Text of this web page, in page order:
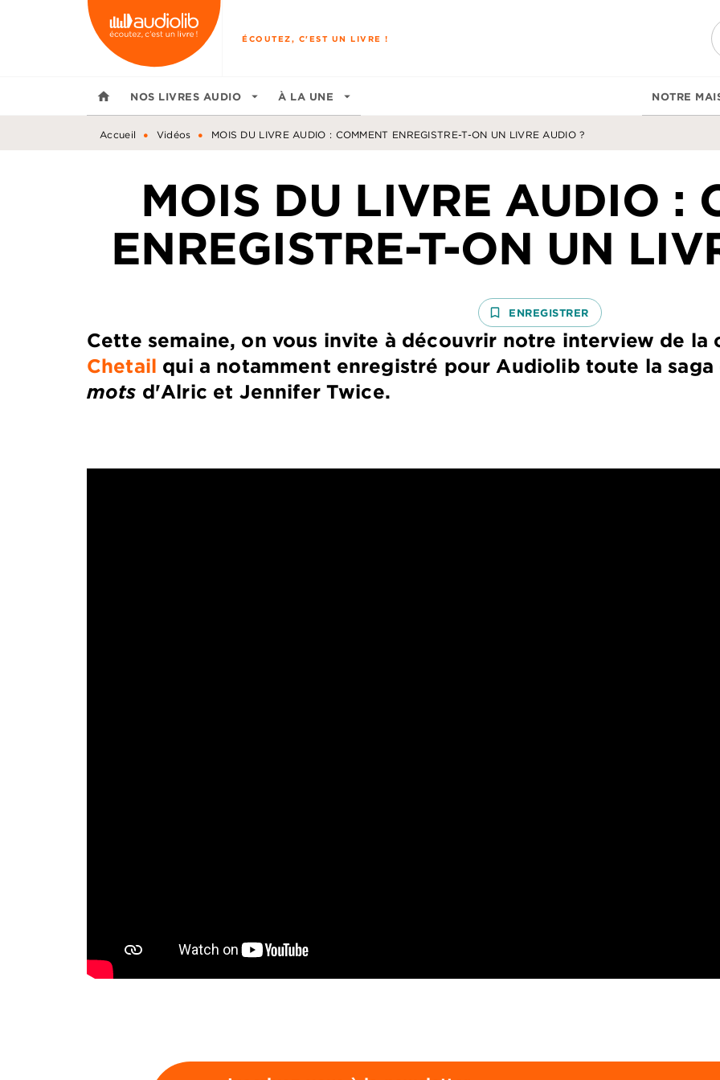
MENU RECHERCHE
ÉCOUTEZ, C'EST UN LIVRE !
home NOS LIVRES AUDIO arrow_drop_down À LA UNE arrow_drop_down NOTRE
Accueil • Vidéos • MOIS DU LIVRE AUDIO : COMMENT ENREGISTRE-T-ON UN LIVRE AUDIO ?
MOIS DU LIVRE AUDIO :
ENREGISTRE-T-ON UN
bookmark_border ENREGISTRER
Cette semaine, on vous invite à découvrir notre interview de la
Chetail qui a notamment enregistré pour Audiolib toute la saga
mots d'Alric et Jennifer Twice.